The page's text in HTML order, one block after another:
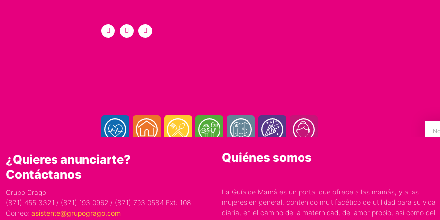
¿Quieres anunciarte?
Contáctanos
Grupo Grago
(871) 455 3321 / (871) 193 0962 / (871) 793 0584 Ext: 108
Correo: asistente@grupogrago.com
Quiénes somos
La Guía de Mamá es un portal que ofrece a las mamás, y a las
mujeres en general, contenido multifacético de utilidad para su vida
diaria, en el camino de la maternidad, del amor propio, así como del